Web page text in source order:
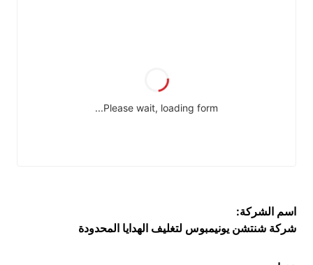
اسم الشركة:
شركة شنتشن يونيمبوس لتغليف الهدايا المحدودة